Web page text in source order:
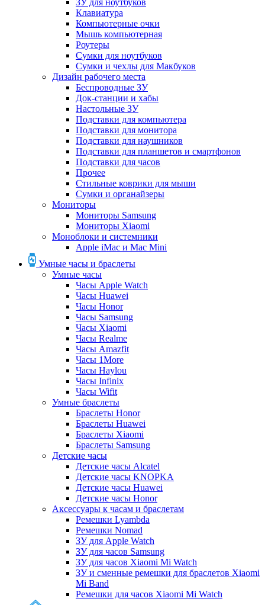
ЗУ для ноутбуков
Клавиатура
Компьютерные очки
Мышь компьютерная
Роутеры
Сумки для ноутбуков
Сумки и чехлы для Макбуков
Дизайн рабочего места
Беспроводные ЗУ
Док-станции и хабы
Настольные ЗУ
Подставки для компьютера
Подставки для монитора
Подставки для наушников
Подставки для планшетов и смартфонов
Подставки для часов
Прочее
Стильные коврики для мыши
Сумки и органайзеры
Мониторы
Мониторы Samsung
Мониторы Xiaomi
Моноблоки и системники
Apple iMac и Mac Mini
Умные часы и браслеты
Умные часы
Часы Apple Watch
Часы Huawei
Часы Honor
Часы Samsung
Часы Xiaomi
Часы Realme
Часы Amazfit
Часы 1More
Часы Haylou
Часы Infinix
Часы Wifit
Умные браслеты
Браслеты Honor
Браслеты Huawei
Браслеты Xiaomi
Браслеты Samsung
Детские часы
Детские часы Alcatel
Детские часы KNOPKA
Детские часы Huawei
Детские часы Honor
Аксессуары к часам и браслетам
Ремешки Lyambda
Ремешки Nomad
ЗУ для Apple Watch
ЗУ для часов Samsung
ЗУ для часов Xiaomi Mi Watch
ЗУ и сменные ремешки для браслетов Xiaomi
Mi Band
Ремешки для часов Xiaomi Mi Watch